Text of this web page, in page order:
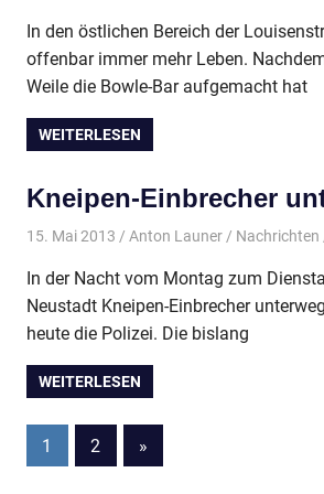
In den östlichen Bereich der
offenbar immer mehr Leben.
Weile die Bowle-Bar aufgemacht hat
WEITERLESEN
Kneipen-Einbrecher
15. Mai 2013 Anton Launer Nachrichten
In der Nacht vom Montag zum
Neustadt Kneipen-Einbrecher
heute die Polizei. Die bislang
WEITERLESEN
Seitennummerierung
1 2
Nächste
Beiträge
»